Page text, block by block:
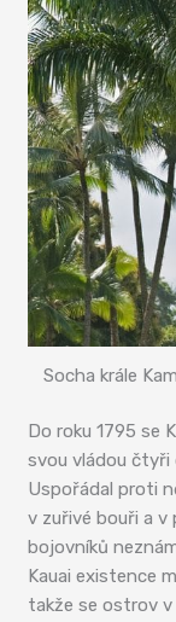
Socha krále
Do roku 1795 se
svou vládou čtyři
Uspořádal proti
v zuřivé bouři a v
bojovníků
Kauai existence
takže se ostrov v